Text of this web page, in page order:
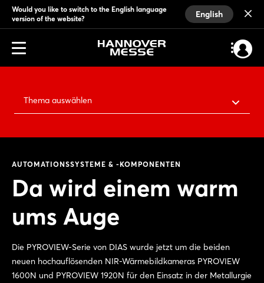
Would you like to switch to the English language
version of the website?
English
Thema auswählen
AUTOMATIONSSYSTEME & -KOMPONENTEN
Da wird einem warm
ums Auge
Die PYROVIEW-Serie von DIAS wurde jetzt um die beiden
neuen hochauflösenden NIR-Wärmebildkameras PYROVIEW
1600N und PYROVIEW 1920N für den Einsatz in der Metallurgie